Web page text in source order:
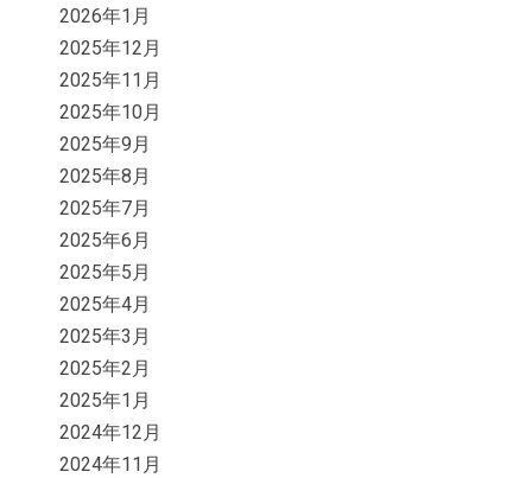
2026年1月
2025年12月
2025年11月
2025年10月
2025年9月
2025年8月
2025年7月
2025年6月
2025年5月
2025年4月
2025年3月
2025年2月
2025年1月
2024年12月
2024年11月